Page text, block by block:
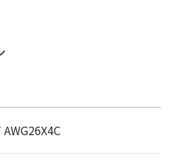
AWG26X4C